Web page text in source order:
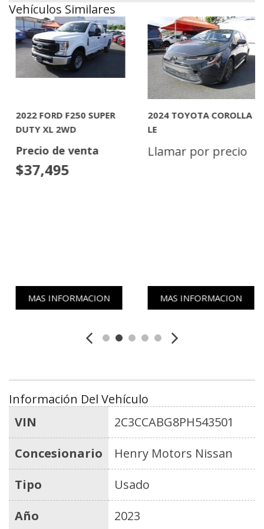
Vehículos Similares
2022 FORD F250 SUPER
DUTY XL 2WD
Precio de venta
$37,495
MAS INFORMACION
2024 TOYOTA COROLLA
LE
Llamar por precio
MAS INFORMACION
Información Del Vehículo
VIN
2C3CCABG8PH543501
Concesionario
Henry Motors Nissan
Tipo
Usado
Año
2023